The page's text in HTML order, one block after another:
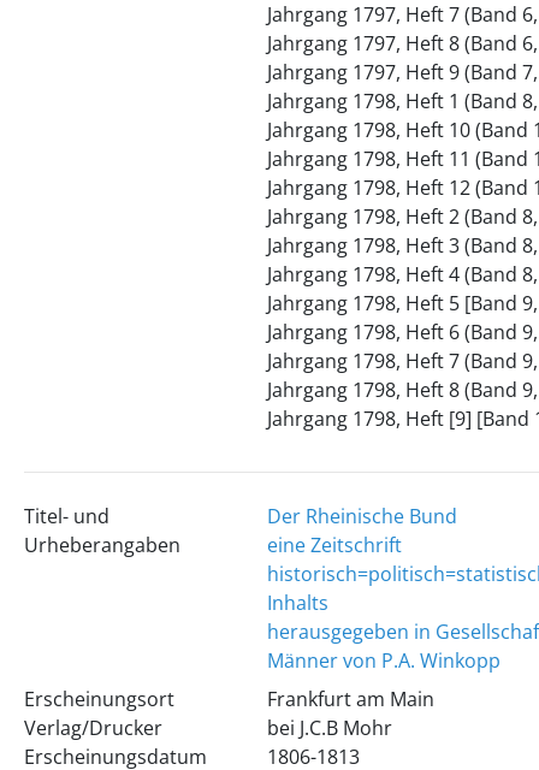
Jahrgang 1797, Heft 7 (Band
Jahrgang 1797, Heft 8 (Band
Jahrgang 1797, Heft 9 (Band
Jahrgang 1798, Heft 1 (Band
Jahrgang 1798, Heft 10 (Band
Jahrgang 1798, Heft 11 (Band
Jahrgang 1798, Heft 12 (Band
Jahrgang 1798, Heft 2 (Band
Jahrgang 1798, Heft 3 (Band
Jahrgang 1798, Heft 4 (Band
Jahrgang 1798, Heft 5 [Band
Jahrgang 1798, Heft 6 (Band
Jahrgang 1798, Heft 7 (Band
Jahrgang 1798, Heft 8 (Band
Jahrgang 1798, Heft [9] [Band
Titel- und
Urheberangaben
Der Rheinische Bund
eine Zeitschrift
Inhalts
herausgegeben in
Männer von P.A. Winkopp
Erscheinungsort
Verlag/Drucker
Erscheinungsdatum
Frankfurt am Main
bei J.C.B Mohr
1806-1813